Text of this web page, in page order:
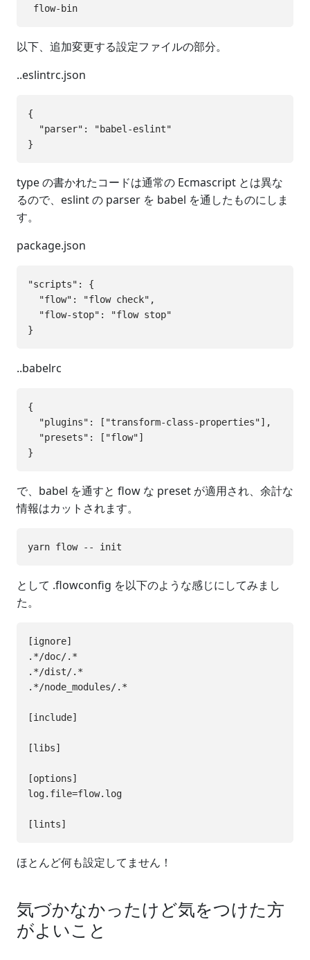
以下、追加変更する設定ファイルの部分。
..eslintrc.json
{
  "parser": "babel-eslint"
type の書かれたコードは通常の Ecmascript とは異な
るので、eslint の parser を babel を通したものにしま
す。
package.json
"scripts": {
  "flow": "flow check",
  "flow-stop": "flow stop"
..babelrc
{
  "plugins": ["transform-class-properties"],
  "presets": ["flow"]
で、babel を通すと flow な preset が適用され、余計な
情報はカットされます。
として .flowconfig を以下のような感じにしてみまし
た。
[ignore]
.*/doc/.*
.*/dist/.*
.*/node_modules/.*
[include]
[libs]
[options]
log.file=flow.log
ほとんど何も設定してません！
気づかなかったけど気をつけた方
がよいこと